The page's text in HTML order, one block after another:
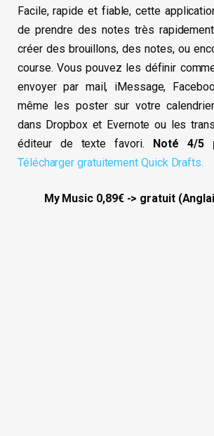
Facile, rapide et fiable, cette
de prendre des notes très
créer des brouillons, des notes, ou
course. Vous pouvez les définir
envoyer par mail, iMessage,
même les poster sur votre
dans Dropbox et Evernote ou les
éditeur de texte favori.
Noté 4/5
Télécharger gratuitement Quick Drafts.
My Music 0,89€ -> gratuit